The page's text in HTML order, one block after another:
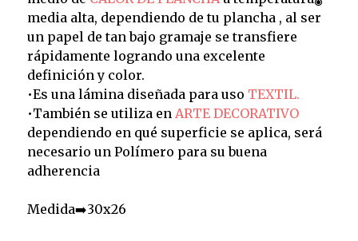
media alta, dependiendo de tu plancha , al ser
un papel de tan bajo gramaje se transfiere
rápidamente logrando una excelente
definición y color.
•Es una lámina diseñada para uso TEXTIL.
•También se utiliza en ARTE DECORATIVO
dependiendo en qué superficie se aplica, será
necesario un Polímero para su buena
adherencia
Medida➡️30x26